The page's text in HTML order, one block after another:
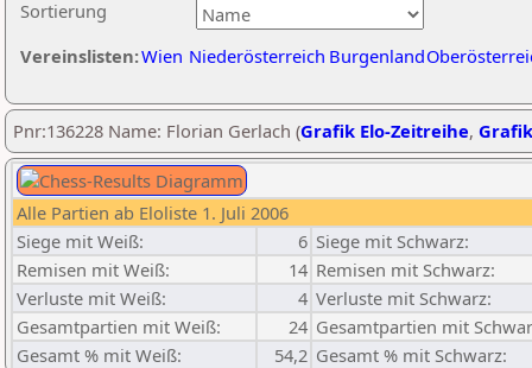
Sortierung
Vereinslisten:Wien Niederösterreich Burgenland
Pnr:136228 Name: Florian Gerlach (Grafik Elo-Zeitreihe,
Alle Partien ab Eloliste 1. Juli 2006
Siege mit Weiß:
6 Siege mit Schwarz:
Remisen mit Weiß:
14 Remisen mit Schwarz:
Verluste mit Weiß:
4 Verluste mit Schwarz:
Gesamtpartien mit Weiß:
24 Gesamtpartien mit
Gesamt % mit Weiß:
54,2 Gesamt % mit Schwarz: